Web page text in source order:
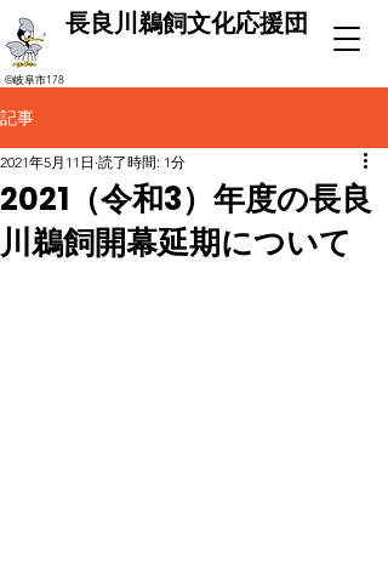
長良川鵜飼文化応援団
©岐阜市178
記事
2021（令和3）年度の長良
川鵜飼開幕延期について
2021年5月11日 読了時間: 1分